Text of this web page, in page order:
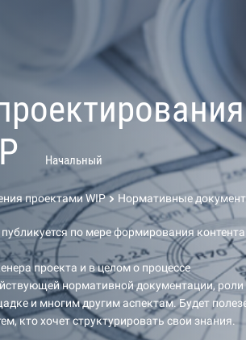
Начальный
проектами WIP Нормативные
по мере формирования
проекта и в целом о процессе
нормативной документации, роли
и многим другим аспектам. Будет
кто хочет структурировать свои знания.